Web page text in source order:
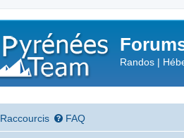
Randos |
Raccourcis FAQ